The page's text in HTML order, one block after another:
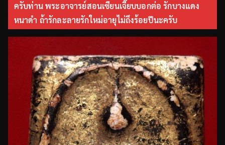
ครับท่าน พระอาจารย์สอนเซียนเจี๊ยบบอกต่อ รักบางแดง
หนาดำ ถ้ารักละลายรักใหม่อายุไม่ถึงร้อยปีนะครับ